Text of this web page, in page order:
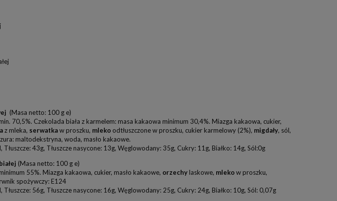
(Masa netto: 100 g e)
70,5%. Czekolada biała z karmelem: masa kakaowa minimum 30,4%. Miazga kakaowa, cukier,
z mleka, serwatkaw proszku, mleko odtłuszczone w proszku, cukier karmelowy (2%), migdały, sól,
maltodekstryna, woda, masło kakaowe.
43g, Tłuszcze nasycone: 13g, Węglowodany: 35g, Cukry: 11g, Białko: 14g, Sól:0g
(Masa netto: 100 g e)
55%. Miazga kakaowa, cukier, masło kakaowe, orzechy laskowe, mlekow proszku,
spożywczy: E124
56g, Tłuszcze nasycone: 16g, Węglowodany: 25g, Cukry: 24g, Białko: 10g, Sól: 0,07g